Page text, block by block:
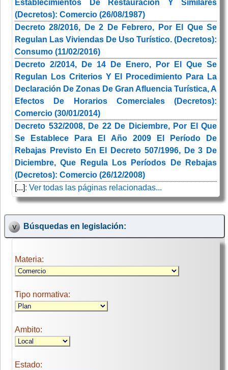
Establecimientos De Restauración Y Similares
(Decretos): Comercio (26/08/1987)
Decreto 28/2016, De 2 De Febrero, Por El Que Se
Regulan Las Viviendas De Uso Turístico. (Decretos):
Consumo (11/02/2016)
Decreto 2/2014, De 14 De Enero, Por El Que Se
Regulan Los Criterios Y El Procedimiento Para La
Declaración De Zonas De Gran Afluencia Turística, A
Efectos De Horarios Comerciales (Decretos):
Comercio (30/01/2014)
Decreto 532/2008, De 22 De Diciembre, Por El Que
Se Establece Para El Año 2009 El Período De
Rebajas Previsto En El Decreto 507/1996, De 3 De
Diciembre, Que Regula Los Períodos De Rebajas
(Decretos): Comercio (26/12/2008)
[...]: Ver todas las páginas relacionadas...
Búsquedas en legislación:
Materia:
Tipo normativa:
Ambito:
Estado: